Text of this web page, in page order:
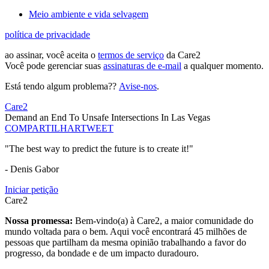
Meio ambiente e vida selvagem
política de privacidade
ao assinar, você aceita o termos de serviço da Care2
Você pode gerenciar suas assinaturas de e-mail a qualquer momento.
Está tendo algum problema?? Avise-nos.
Care2
Demand an End To Unsafe Intersections In Las Vegas
COMPARTILHARTWEET
"The best way to predict the future is to create it!"
- Denis Gabor
Iniciar petição
Care2
Nossa promessa: Bem-vindo(a) à Care2, a maior comunidade do
mundo voltada para o bem. Aqui você encontrará 45 milhões de
pessoas que partilham da mesma opinião trabalhando a favor do
progresso, da bondade e de um impacto duradouro.